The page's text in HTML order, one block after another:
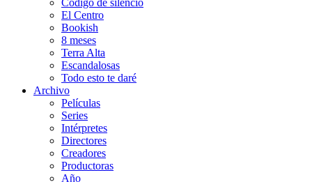
Código de silencio
El Centro
Bookish
8 meses
Terra Alta
Escandalosas
Todo esto te daré
Archivo
Películas
Series
Intérpretes
Directores
Creadores
Productoras
Año